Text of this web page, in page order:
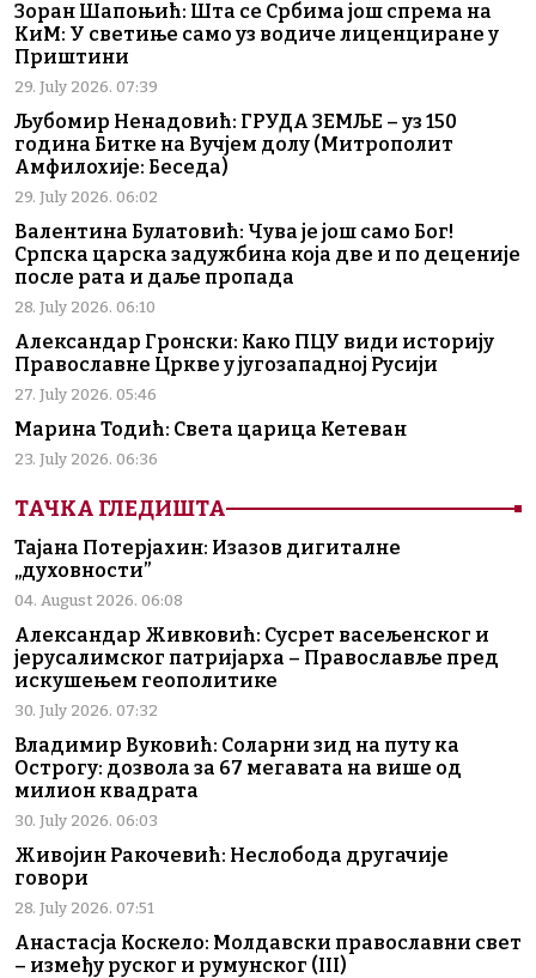
Зоран Шапоњић: Шта се Србима још спрема на
КиМ: У светиње само уз водиче лиценциране у
Приштини
29. July 2026. 07:39
Љубомир Ненадовић: ГРУДА ЗЕМЉЕ – уз 150
година Битке на Вучјем долу (Митрополит
Амфилохије: Беседа)
29. July 2026. 06:02
Валентина Булатовић: Чува је још само Бог!
Српска царска задужбина која две и по деценије
после рата и даље пропада
28. July 2026. 06:10
Александар Гронски: Како ПЦУ види историју
Православне Цркве у југозападној Русији
27. July 2026. 05:46
Марина Тодић: Света царица Кетеван
23. July 2026. 06:36
ТАЧКА ГЛЕДИШТА
Тајана Потерјахин: Изазов дигиталне
„духовности”
04. August 2026. 06:08
Александар Живковић: Сусрет васељенског и
јерусалимског патријарха – Православље пред
искушењем геополитике
30. July 2026. 07:32
Владимир Вуковић: Соларни зид на путу ка
Острогу: дозвола за 67 мегавата на више од
милион квадрата
30. July 2026. 06:03
Живојин Ракочевић: Неслобода другачије
говори
28. July 2026. 07:51
Анастасја Коскело: Молдавски православни свет
– између руског и румунског (III)